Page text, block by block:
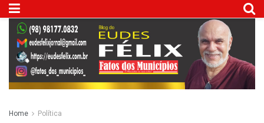
Home Política